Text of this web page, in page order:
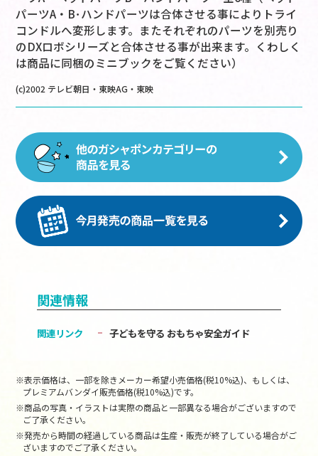
パーツA・B･ハンドパーツは合体させる事によりトライ
コンドルへ変形します。またそれぞれのパーツを別売り
のDXロボシリーズと合体させる事が出来ます。くわしく
は商品に同梱のミニブックをご覧ください）
(c)2002 テレビ朝日・東映AG・東映
関連情報
関連リンク 子どもを守る おもちゃ安全ガイド
※表示価格は、一部を除きメーカー希望小売価格(税10%込)、もしくは、
プレミアムバンダイ販売価格(税10%込)です。
※商品の写真・イラストは実際の商品と一部異なる場合がございますので
ご了承ください。
※発売から時間の経過している商品は生産・販売が終了している場合がご
ざいますのでご了承ください。